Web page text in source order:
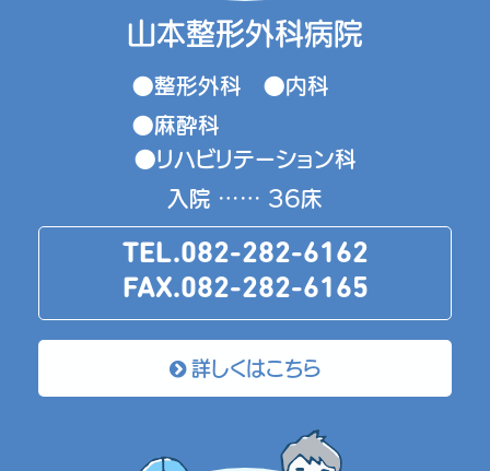
山本整形外科病院
●整形外科 ●内科
●麻酔科
●リハビリテーション科
入院 …… 36床
TEL.082-282-6162
FAX.082-282-6165
詳しくはこちら